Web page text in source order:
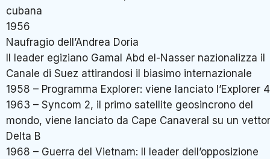
cubana
1956
Naufragio dell’Andrea Doria
Il leader egiziano Gamal Abd el-Nasser nazionalizza il
Canale di Suez attirandosi il biasimo internazionale
1958 – Programma Explorer: viene lanciato l’Explorer 4
1963 – Syncom 2, il primo satellite geosincrono del
mondo, viene lanciato da Cape Canaveral su un
Delta B
1968 – Guerra del Vietnam: Il leader dell’opposizione